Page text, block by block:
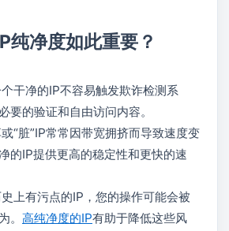
纯净度如此重要？
干净的IP不容易触发欺诈检测系
要的验证和自由访问内容。
“脏”IP常常因带宽拥挤而导致速度变
的IP提供更高的稳定性和更快的速
上有污点的IP，您的操作可能会被
。 高纯净度的IP有助于降低这些风